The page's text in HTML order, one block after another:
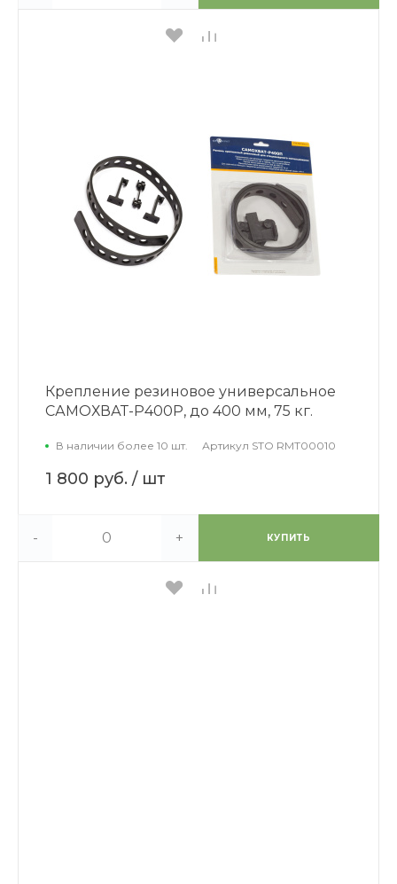
Крепление резиновое универсальное
САМОХВАТ-Р400P, до 400 мм, 75 кг.
В наличии более 10 шт. Артикул STO RMT00010
1 800 руб. / шт
- + КУПИТЬ